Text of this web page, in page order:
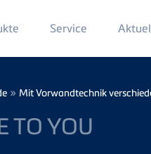
Service
» Mit Vorwandtechnik
TO YOU